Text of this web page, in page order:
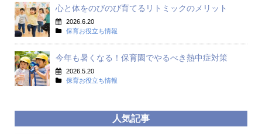
心と体をのびのび育てるリトミックのメリット
2026.6.20
保育お役立ち情報
今年も暑くなる！保育園でやるべき熱中症対策
2026.5.20
保育お役立ち情報
人気記事